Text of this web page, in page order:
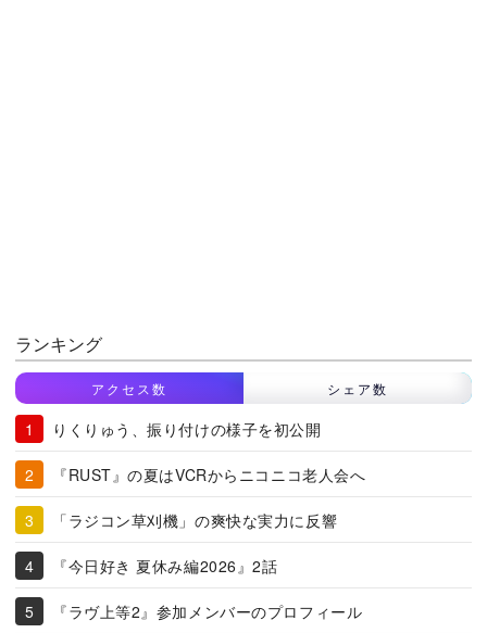
ランキング
アクセス数 シェア数
りくりゅう、振り付けの様子を初公開
『RUST』の夏はVCRからニコニコ老人会へ
「ラジコン草刈機」の爽快な実力に反響
『今日好き 夏休み編2026』2話
『ラヴ上等2』参加メンバーのプロフィール